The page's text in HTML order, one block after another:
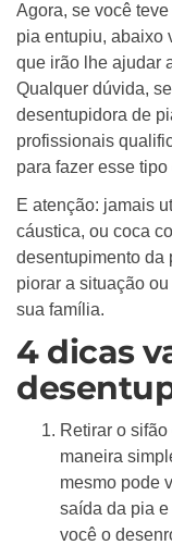
Agora, se você
pia entupiu, abaixo
que irão lhe ajudar
Qualquer dúvida,
desentupidora de
profissionais
para fazer esse
E atenção: jamais
cáustica, ou coca
desentupimento da
piorar a situação
sua família.
4 dicas
Retirar o
maneira
mesmo pode
saída da pia e
você o